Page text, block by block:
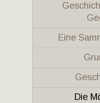
Eine
Die